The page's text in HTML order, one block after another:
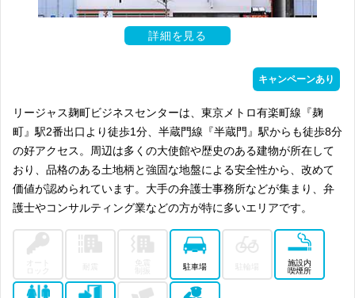
詳細を見る
キャンペーンあり
リージャス麹町ビジネスセンターは、東京メトロ有楽町線『麹
町』駅2番出口より徒歩1分、半蔵門線『半蔵門』駅からも徒歩8分
の好アクセス。周辺は多くの大使館や歴史のある建物が所在して
おり、品格のある土地柄と強固な地盤による安全性から、改めて
価値が認められています。大手の弁護士事務所などが集まり、弁
護士やコンサルティング業などの方が特に多いエリアです。
駐車場
施設内
喫煙所